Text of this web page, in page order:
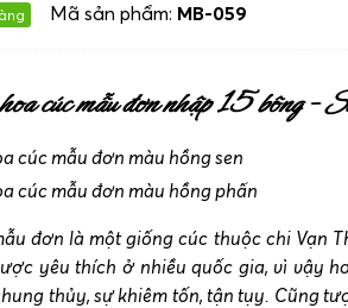
Mã sản phẩm: MB-059
cúc mẫu đơn nhập 15 bông –
cúc mẫu đơn màu hồng sen
cúc mẫu đơn màu hồng phấn
đơn là một giống cúc thuộc chi Vạn
yêu thích ở nhiều quốc gia, vì vậy
thủy, sự khiêm tốn, tận tụy. Cũng